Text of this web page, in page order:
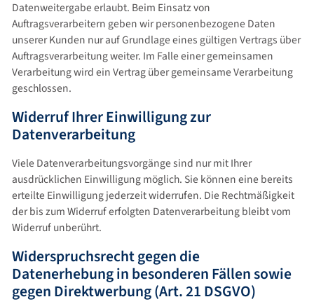
Datenweitergabe erlaubt. Beim Einsatz von
Auftragsverarbeitern geben wir personenbezogene Daten
unserer Kunden nur auf Grundlage eines gültigen Vertrags über
Auftragsverarbeitung weiter. Im Falle einer gemeinsamen
Verarbeitung wird ein Vertrag über gemeinsame Verarbeitung
geschlossen.
Widerruf Ihrer Einwilligung zur
Datenverarbeitung
Viele Datenverarbeitungsvorgänge sind nur mit Ihrer
ausdrücklichen Einwilligung möglich. Sie können eine bereits
erteilte Einwilligung jederzeit widerrufen. Die Rechtmäßigkeit
der bis zum Widerruf erfolgten Datenverarbeitung bleibt vom
Widerruf unberührt.
Widerspruchsrecht gegen die
Datenerhebung in besonderen Fällen sowie
gegen Direktwerbung (Art. 21 DSGVO)